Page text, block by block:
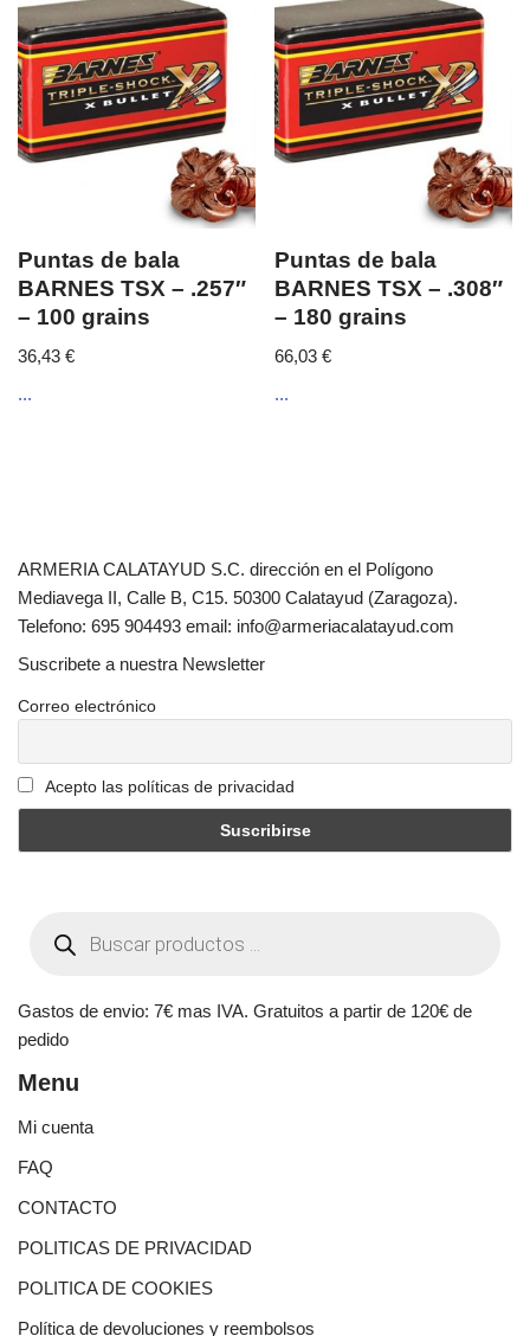
Puntas de bala
BARNES TSX – .257″
– 100 grains
36,43 €
...
Puntas de bala
BARNES TSX – .308″
– 180 grains
66,03€
...
ARMERIA CALATAYUD S.C. dirección en el Polígono
Mediavega II, Calle B, C15. 50300 Calatayud (Zaragoza).
Telefono: 695 904493 email: info@armeriacalatayud.com
Suscribete a nuestra Newsletter
Correo electrónico
Acepto las políticas de privacidad
Gastos de envio: 7€ mas IVA. Gratuitos a partir de 120€ de
pedido
Menu
Mi cuenta
FAQ
CONTACTO
POLITICAS DE PRIVACIDAD
POLITICA DE COOKIES
Política de devoluciones y reembolsos